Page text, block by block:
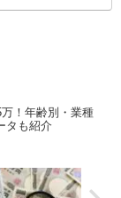
！年齢別・業種
タも紹介